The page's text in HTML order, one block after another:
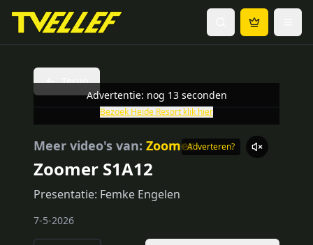
Terug
Adverteren?
Advertentie: nog 13seconden
Bezoek Heide Resort klik hier
Meer video's van: Zoomer
Zoomer S1A12
Presentatie: Femke Engelen
7-5-2026